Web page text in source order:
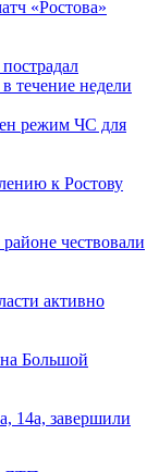
«Ростова»
течение недели
режим ЧС для
к Ростову
чествовали
активно
на Большой
14а, завершили